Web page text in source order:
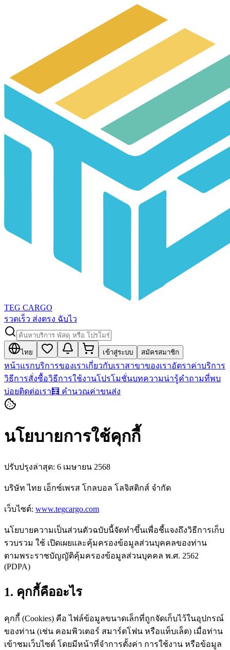
TEG CARGO
รวดเร็ว ส่งตรง ฉับไว
ไทย เข้าสู่ระบบ สมัครสมาชิก
หน้าแรกบริการของเราเกี่ยวกับเราสาขาของเราอัตราค่าบริการ
วิธีการสั่งซื้อวิธีการใช้งานโปรโมชั่นบทความน่ารู้คำถามที่พบ
บ่อยติดต่อเรา🧮 คำนวณค่าขนส่ง
นโยบายการใช้คุกกี้
ปรับปรุงล่าสุด: 6 เมษายน 2568
บริษัท ไทย เอ็กซ์เพรส โกลบอล โลจิสติกส์ จำกัด
เว็บไซต์: www.tegcargo.com
นโยบายความเป็นส่วนตัวฉบับนี้จัดทำขึ้นเพื่อชี้แจงถึงวิธีการเก็บ
รวบรวม ใช้ เปิดเผยและคุ้มครองข้อมูลส่วนบุคคลของท่าน
ตามพระราชบัญญัติคุ้มครองข้อมูลส่วนบุคคล พ.ศ. 2562
(PDPA)
1. คุกกี้คืออะไร
คุกกี้ (Cookies) คือ ไฟล์ข้อมูลขนาดเล็กที่ถูกจัดเก็บไว้ในอุปกรณ์
ของท่าน (เช่น คอมพิวเตอร์ สมาร์ตโฟน หรือแท็บเล็ต) เมื่อท่าน
เข้าชมเว็บไซต์ โดยมีหน้าที่จำการตั้งค่า การใช้งาน หรือข้อมูล